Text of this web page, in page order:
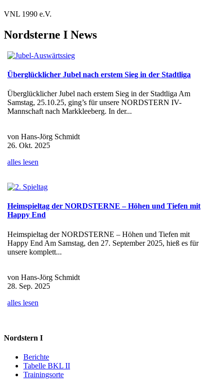
VNL 1990 e.V.
Nordsterne I News
Überglücklicher Jubel nach erstem Sieg in der Stadtliga
Überglücklicher Jubel nach erstem Sieg in der Stadtliga Am
Samstag, 25.10.25, ging’s für unsere NORDSTERN IV-
Mannschaft nach Markkleeberg. In der...
von Hans-Jörg Schmidt
26. Okt. 2025
alles lesen
Heimspieltag der NORDSTERNE – Höhen und Tiefen mit
Happy End
Heimspieltag der NORDSTERNE – Höhen und Tiefen mit
Happy End Am Samstag, den 27. September 2025, hieß es für
unsere komplett...
von Hans-Jörg Schmidt
28. Sep. 2025
alles lesen
Nordstern I
Berichte
Tabelle BKL II
Trainingsorte